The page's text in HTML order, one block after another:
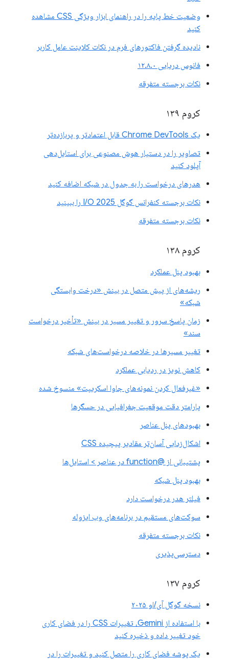
وضعیت خط پایه را در راهنمای ابزار ویژگی CSS مشاهده
کنید
نادیده گرفتن فاکتورهای فرم در نکات کلاینت عامل کاربر
فانوس دریایی ۱۲.۸.۰
نکات برجسته متفرقه
کروم ۱۳۹
یک Chrome DevTools قابل اعتمادتر و پربازده‌تر
تصاویر را در دستیار هوش مصنوعی برای استایل‌دهی
آپلود کنید
هدرهای درخواست را به جدول در شبکه اضافه کنید
نکات برجسته کنفرانس گوگل I/O 2025 را ببینید
نکات برجسته متفرقه
کروم ۱۳۸
بهبود پنل عملکرد
ریشه‌های از پیش متصل در بینش «درخت وابستگی
شبکه»
زمان پاسخ سرور و تغییر مسیر در بینش «تأخیر درخواست
سند»
تغییر مسیرها در خلاصه درخواست‌های شبکه
کاهش نویز در ردیابی عملکرد
«غیرفعال کردن نمونه‌های جاوا اسکریپت» منسوخ شده
پارامتر دقت موقعیت جغرافیایی در حسگرها
بهبودهای پنل عناصر
اشکال‌زدایی آسان‌تر مقادیر پیچیده CSS
پشتیبانی از @function در عناصر > استایل‌ها
بهبود پنل شبکه
فیلتر هدر درخواست دارد
سوکت‌های مستقیم در برنامه‌های وب ایزوله
نکات برجسته متفرقه
دسترسی‌پذیری
کروم ۱۳۷
نسخه گوگل آی/او ۲۰۲۵
با استفاده از Gemini، تغییرات CSS را در فضای کاری
خود تغییر داده و ذخیره کنید
یک پوشه فضای کاری را متصل کنید و تغییرات را در